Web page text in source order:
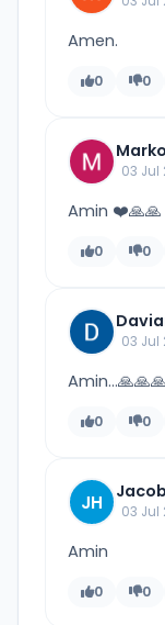
Amen.
0 0
03 Jul
Amin ❤️🙏🙏
0 0
03 Jul
Amin...🙏🙏🙏
0 0
JH 03 Jul
Amin
0 0